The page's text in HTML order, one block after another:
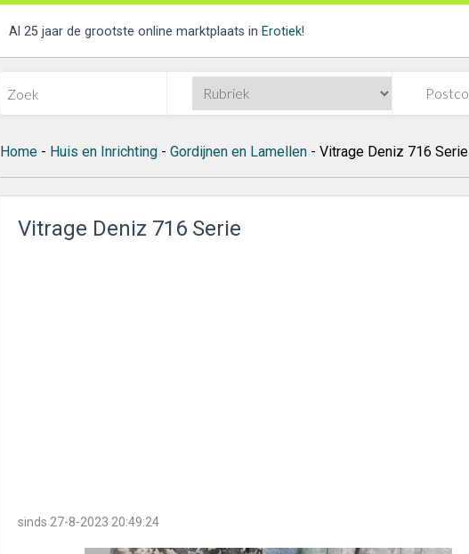
Al 25 jaar de grootste online marktplaats in Erotiek!
Home- Huis en Inrichting- Gordijnen en Lamellen- Vitrage Deniz 716 Serie
Vitrage Deniz 716 Serie
sinds 27-8-2023 20:49:24